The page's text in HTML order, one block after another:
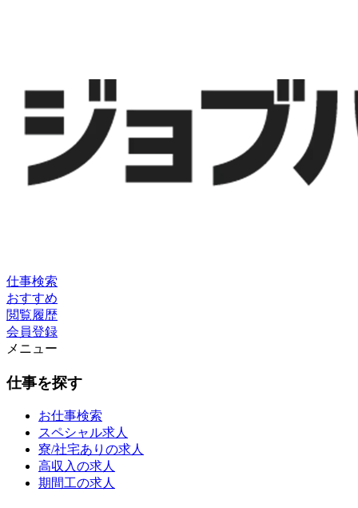
仕事検索
おすすめ
閲覧履歴
会員登録
メニュー
仕事を探す
お仕事検索
スペシャル求人
寮/社宅ありの求人
高収入の求人
期間工の求人